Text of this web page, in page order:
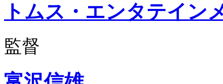
トムス・エンタテイン
監督